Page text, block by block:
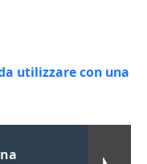
utilizzare con una